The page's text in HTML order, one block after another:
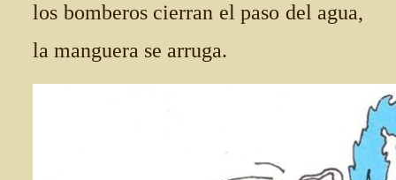
los bomberos cierran el paso del agua,
la manguera se arruga.